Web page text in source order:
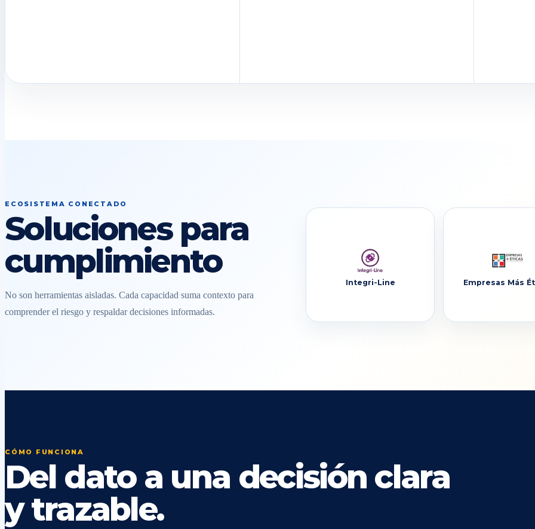
ECOSISTEMA CONECTADO
Soluciones para
cumplimiento
No son herramientas aisladas. Cada capacidad suma contexto para
comprender el riesgo y respaldar decisiones informadas.
Integri-Line Empresas Más
CÓMO FUNCIONA
Del dato a una decisión clara
y trazable.